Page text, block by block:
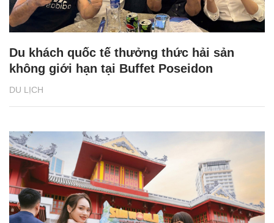
DU LỊCH
Du khách quốc tế thưởng thức hải sản
không giới hạn tại Buffet Poseidon